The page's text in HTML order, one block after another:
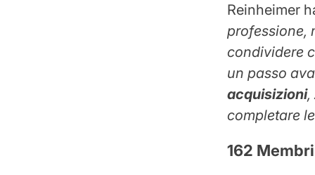
Reinheimer
professione,
condividere
un passo
acquisizioni,
completare
162 Membri